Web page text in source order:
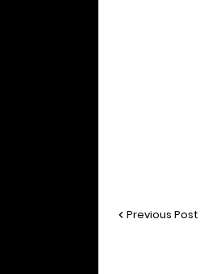
Previous Post